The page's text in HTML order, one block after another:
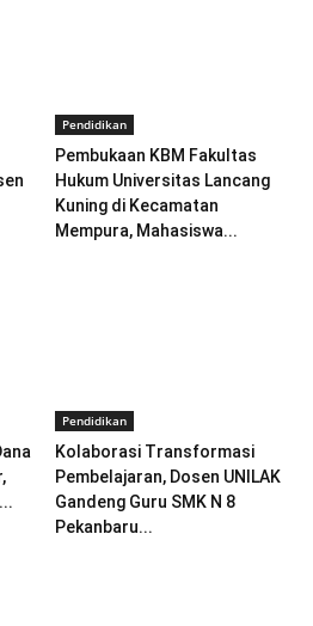
Pendidikan
Pembukaan KBM Fakultas
Hukum Universitas Lancang
Kuning di Kecamatan
Mempura, Mahasiswa...
Pendidikan
Kolaborasi Transformasi
Pembelajaran, Dosen UNILAK
Gandeng Guru SMK N 8
Pekanbaru...